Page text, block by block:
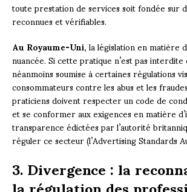
toute prestation de services soit fondée sur
reconnues et vérifiables.
Au Royaume-Uni, la législation en matière
nuancée. Si cette pratique n’est pas
néanmoins soumise à certaines régulations
consommateurs contre les abus et les
praticiens doivent respecter un code de
et se conformer aux exigences en matière
transparence édictées par l’autorité
réguler ce secteur (l’Advertising Standards
3. Divergence : la